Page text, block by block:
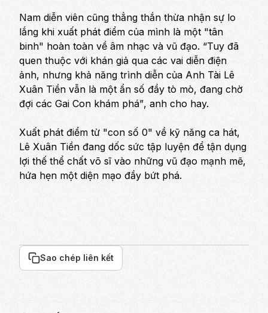
Nam diễn viên cũng thẳng thắn thừa nhận sự lo
lắng khi xuất phát điểm của mình là một "tân
binh" hoàn toàn về âm nhạc và vũ đạo. “Tuy đã
quen thuộc với khán giả qua các vai diễn điện
ảnh, nhưng khả năng trình diễn của Anh Tài Lê
Xuân Tiền vẫn là một ẩn số đầy tò mò, đang chờ
đợi các Gai Con khám phá”, anh cho hay.
Xuất phát điểm từ "con số 0" về kỹ năng ca hát,
Lê Xuân Tiền đang dốc sức tập luyện để tận dụng
lợi thế thể chất võ sĩ vào những vũ đạo mạnh mẽ,
hứa hẹn một diện mạo đầy bứt phá.
Sao chép liên kết